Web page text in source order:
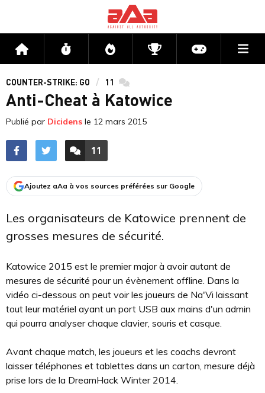
Accueil Flux Directs CompétitionsActu jeux
COUNTER-STRIKE: GO 11 commentaires
Anti-Cheat à Katowice
Publié par Dicidens le 12 mars 2015
ACCÉDER AUX
11
COMMENTAIRES
Ajoutez aAa à vos sources préférées sur Google
Les organisateurs de Katowice prennent de
grosses mesures de sécurité.
Katowice 2015 est le premier major à avoir autant de
mesures de sécurité pour un évènement offline. Dans la
vidéo ci-dessous on peut voir les joueurs de Na'Vi laissant
tout leur matériel ayant un port USB aux mains d'un admin
qui pourra analyser chaque clavier, souris et casque.
Avant chaque match, les joueurs et les coachs devront
laisser téléphones et tablettes dans un carton, mesure déjà
prise lors de la DreamHack Winter 2014.